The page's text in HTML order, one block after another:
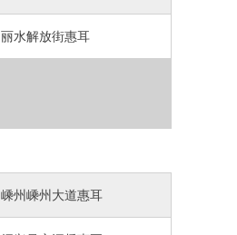
丽水解放街惠耳
嵊州嵊州大道惠耳